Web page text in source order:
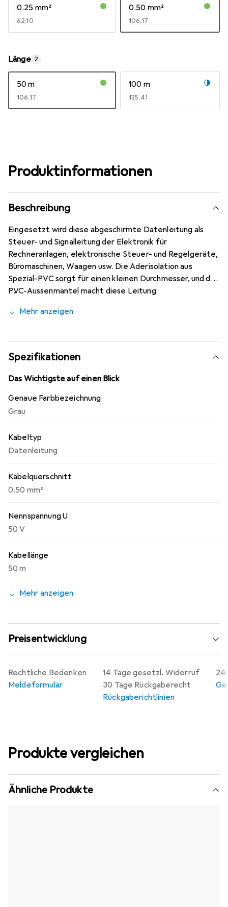
0.25 mm²
EUR
62,10
0.50 mm²
EUR
106,17
Länge 2
50 m
EUR
106,17
100 m
EUR
135,41
Produktinformationen
Beschreibung
Eingesetzt wird diese abgeschirmte Datenleitung als
Steuer- und Signalleitung der Elektronik für
Rechneranlagen, elektronische Steuer- und Regelgeräte,
Büromaschinen, Waagen usw. Die Aderisolation aus
Spezial-PVC sorgt für einen kleinen Durchmesser, und der
PVC-Aussenmantel macht diese Leitung
Abschirmung sorgt für eine sichere Datenübertragung
Mehr anzeigen
Spezifikationen
Das Wichtigste auf einen Blick
Genaue Farbbezeichnung
Grau
Kabeltyp
Datenleitung
Kabelquerschnitt
0.50 mm²
Nennspannung U
50 V
Kabellänge
50 m
Mehr anzeigen
Preisentwicklung
14 Tage gesetzl. Widerruf
30 Tage Rückgaberecht
Rückgaberichtlinien
24
Rechtliche Bedenken
Meldeformular
Produkte vergleichen
Ähnliche Produkte